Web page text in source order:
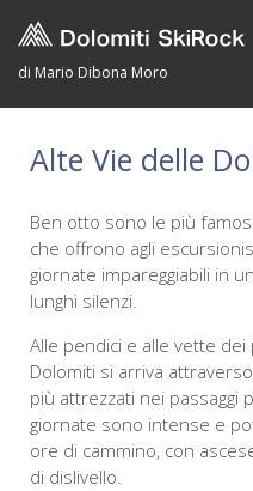
di Mario Dibona Moro
Alte Vie delle
Ben otto sono le più
che offrono agli
giornate impareggiabili in
lunghi silenzi.
Alle pendici e alle vette
Dolomiti si arriva
più attrezzati nei passaggi
giornate sono intense e
ore di cammino, con
di dislivello.